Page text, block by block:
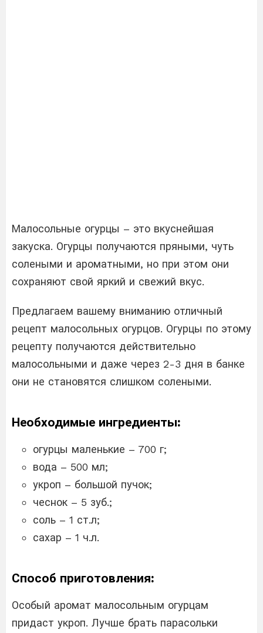
Малосольные огурцы – это вкуснейшая
закуска. Огурцы получаются пряными, чуть
солеными и ароматными, но при этом они
сохраняют свой яркий и свежий вкус.
Предлагаем вашему вниманию отличный
рецепт малосольных огурцов. Огурцы по этому
рецепту получаются действительно
малосольными и даже через 2-3 дня в банке
они не становятся слишком солеными.
Необходимые ингредиенты:
огурцы маленькие – 700 г;
вода – 500 мл;
укроп – большой пучок;
чеснок – 5 зуб.;
соль – 1 ст.л;
сахар – 1 ч.л.
Способ приготовления:
Особый аромат малосольным огурцам
придаст укроп. Лучше брать парасольки